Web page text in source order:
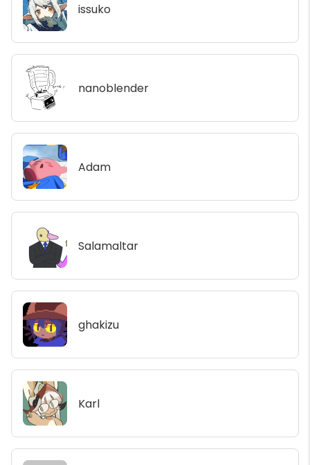
issuko
nanoblender
Adam
Salamaltar
ghakizu
Karl